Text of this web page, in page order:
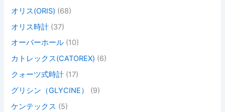
オリス(ORIS) (68)
オリス時計 (37)
オーバーホール (10)
カトレックス(CATOREX) (6)
クォーツ式時計 (17)
グリシン（GLYCINE）
(9)
ケンテックス (5)